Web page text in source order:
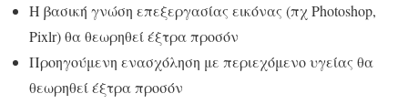
Η βασική γνώση επεξεργασίας εικόνας (πχ Photoshop,
Pixlr) θα θεωρηθεί έξτρα προσόν
Προηγούμενη ενασχόληση με περιεχόμενο υγείας θα
θεωρηθεί έξτρα προσόν